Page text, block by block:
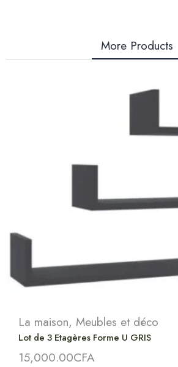
More Products
La maison, Meubles et déco
Lot de 3 Etagères Forme U GRIS
15,000.00CFA